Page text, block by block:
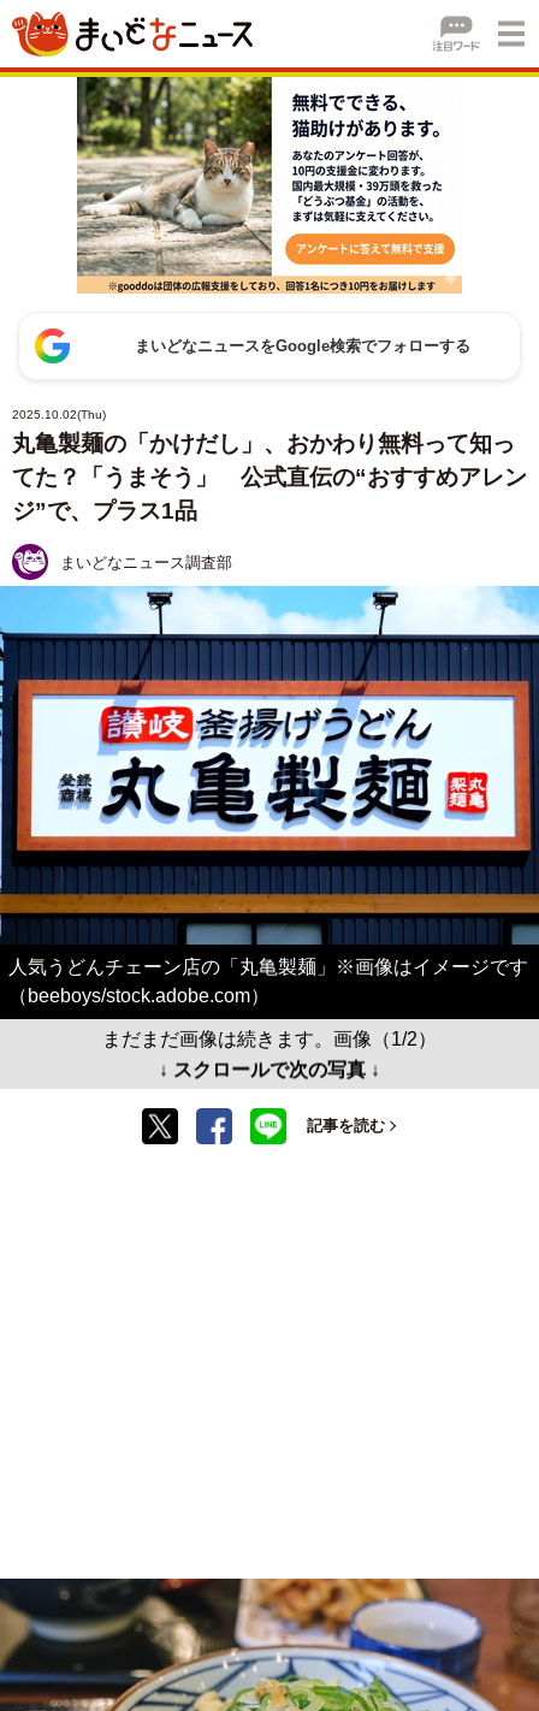
まいどなニュースをGoogle検索でフォローする
2025.10.02(Thu)
丸亀製麺の「かけだし」、おかわり無料って知っ
てた？「うまそう」 公式直伝の“おすすめアレン
ジ”で、プラス1品
まいどなニュース調査部
人気うどんチェーン店の「丸亀製麺」※画像はイメージです
（beeboys/stock.adobe.com）
まだまだ画像は続きます。画像（1/2）
↓ スクロールで次の写真 ↓
記事を読む